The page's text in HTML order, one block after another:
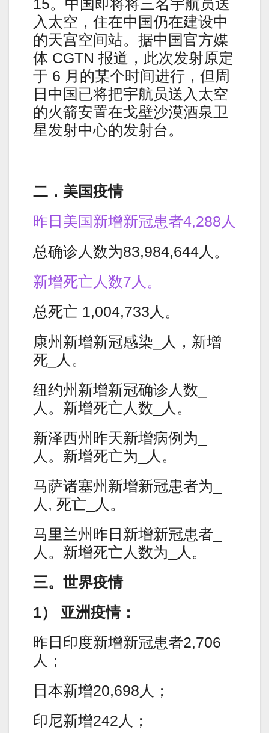
15。中国即将将三名宇航员送
入太空，住在中国仍在建设中
的天宫空间站。据中国官方媒
体 CGTN 报道，此次发射原定
于 6 月的某个时间进行，但周
日中国已将把宇航员送入太空
的火箭安置在戈壁沙漠酒泉卫
星发射中心的发射台。
二．美国疫情
昨日美国新增新冠患者4,288人
总确诊人数为83,984,644人。
新增死亡人数7人。
总死亡 1,004,733人。
康州新增新冠感染_人，新增
死_人。
纽约州新增新冠确诊人数_
人。新增死亡人数_人。
新泽西州昨天新增病例为_
人。新增死亡为_人。
马萨诸塞州新增新冠患者为_
人, 死亡_人。
马里兰州昨日新增新冠患者_
人。新增死亡人数为_人。
三。世界疫情
1） 亚洲疫情：
昨日印度新增新冠患者2,706
人；
日本新增20,698人；
印尼新增242人；